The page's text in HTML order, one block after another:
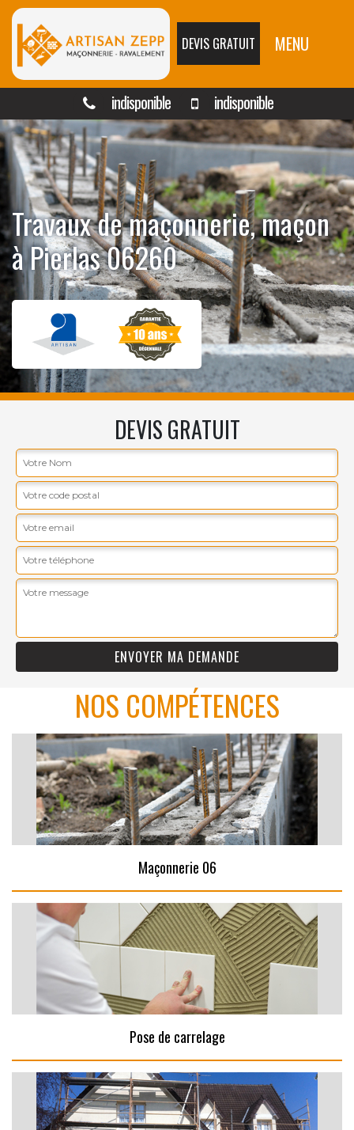
DEVIS GRATUIT MENU
indisponible indisponible
Travaux de maçonnerie, maçon
à Pierlas 06260
DEVIS GRATUIT
NOS COMPÉTENCES
Maçonnerie 06
Pose de carrelage